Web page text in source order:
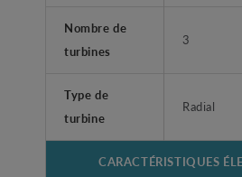
Nombre de
turbines
3
Type de
turbine
Radial
CARACTÉRISTIQUES